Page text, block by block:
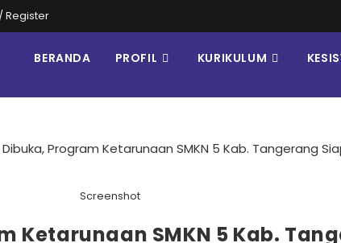
/Register
BERANDA PROFIL KURIKULUM
Screenshot
Ketarunaan SMKN 5 Kab.